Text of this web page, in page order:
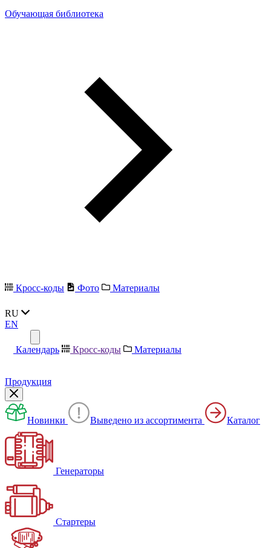
Обучающая библиотека
Кросс-коды Фото Материалы
RU
EN
Календарь Кросс-коды Материалы
Продукция
Новинки Выведено из ассортимента Каталог
Генераторы
Стартеры